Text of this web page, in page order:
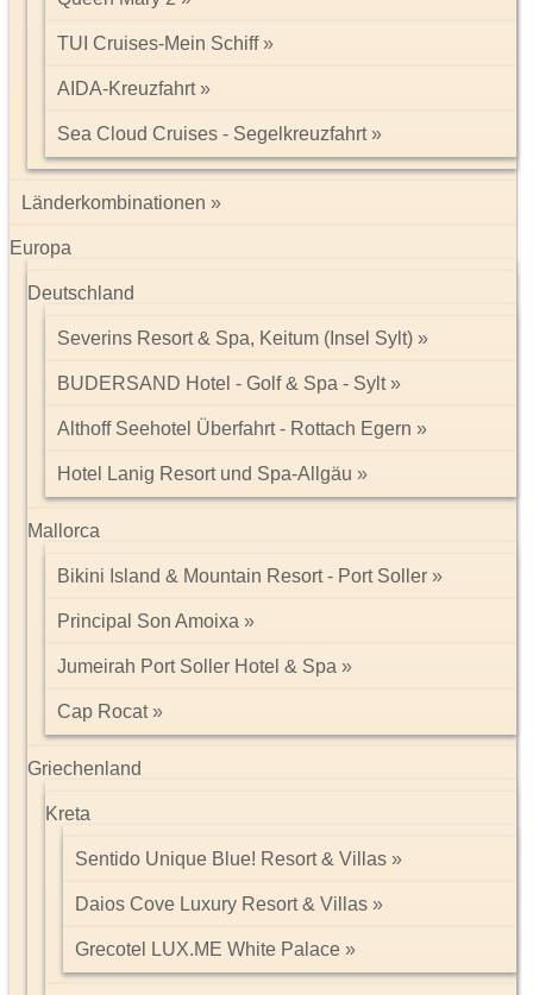
TUI Cruises-Mein Schiff
AIDA-Kreuzfahrt
Sea Cloud Cruises - Segelkreuzfahrt
Länderkombinationen
Europa
Deutschland
Severins Resort & Spa, Keitum (Insel Sylt)
BUDERSAND Hotel - Golf & Spa - Sylt
Althoff Seehotel Überfahrt - Rottach Egern
Hotel Lanig Resort und Spa-Allgäu
Mallorca
Bikini Island & Mountain Resort - Port Soller
Principal Son Amoixa
Jumeirah Port Soller Hotel & Spa
Cap Rocat
Griechenland
Kreta
Sentido Unique Blue! Resort & Villas
Daios Cove Luxury Resort & Villas
Grecotel LUX.ME White Palace
Heiratsurkunde bei Ankunft dem Hotel vorzulegen.
Beschreibung: Meiers Weltreisen
Impressum/Kontakt
Datenschutz
Tel: 089 74612323